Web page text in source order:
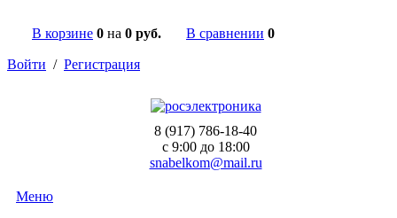
В корзине 0 на 0 руб. В сравнении 0
Войти / Регистрация
8 (917) 786-18-40
c 9:00 до 18:00
snabelkom@mail.ru
Меню